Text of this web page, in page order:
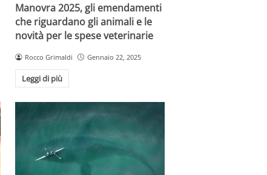
Manovra 2025, gli emendamenti
che riguardano gli animali e le
novità per le spese veterinarie
Rocco Grimaldi Gennaio 22, 2025
Leggi di più